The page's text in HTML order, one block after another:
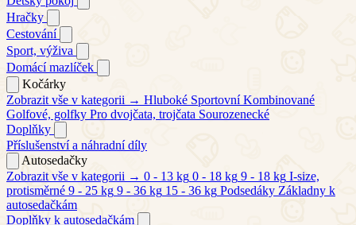
Hračky
Cestování
Sport, výživa
Domácí mazlíček
Kočárky
Zobrazit vše v kategorii → Hluboké Sportovní Kombinované
Golfové, golfky Pro dvojčata, trojčata Sourozenecké
Doplňky
Příslušenství a náhradní díly
Autosedačky
Zobrazit vše v kategorii → 0 - 13 kg 0 - 18 kg 9 - 18 kg I-size,
protisměrné 9 - 25 kg 9 - 36 kg 15 - 36 kg Podsedáky Základny k
autosedačkám
Doplňky k autosedačkám